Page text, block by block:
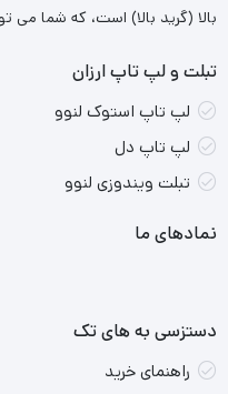
صفحه نمایش:
FHD)
وزن: حدود 2.29 کیلوگرم
سیستم خنک‌کننده:
پایدار در طول بازی
پورت‌ها:
عملکرد:
توانایی اجرای بازی‌های
بالا (گرید بالا) است، که شما می
تبلت و لپ تاپ ارزان
لپ تاپ استوک لنوو
لپ تاپ دل
تبلت ویندوزی لنوو
نمادهای ما
دستزسی به های تک
راهنمای خرید